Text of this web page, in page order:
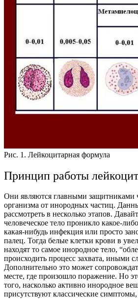
Рис. 1. Лейкоцитарная формула
Принцип работы
Они являются главными защитниками
организма от инородных частиц.
рассмотреть в несколько этапов.
человеческое тело проникло какое-
какая-нибудь инфекция или просто
палец. Тогда белые клетки крови в
находят то самое инородное тело,
происходить процесс захвата, иными
Дополнительно это может
месте, где произошло поражение. Но
того, насколько активно инородное
присутствуют классические симптомы,